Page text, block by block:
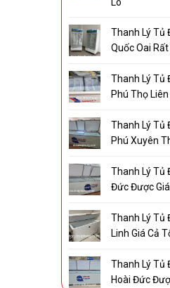
Lo
Thanh Lý Tủ
Quốc Oai
Thanh Lý Tủ
Phú Thọ
Thanh Lý Tủ
Phú Xuyên
Thanh Lý Tủ
Đức Được
Thanh Lý Tủ
Linh Giá Cả
Thanh Lý Tủ
Hoài Đức